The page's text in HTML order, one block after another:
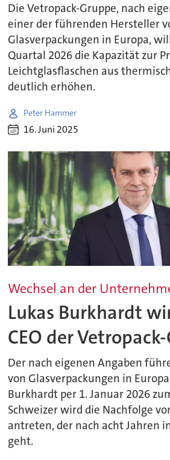
Die Vetropack-Gruppe, nach
einer der führenden Hersteller
Glasverpackungen in Europa,
Quartal 2026 die Kapazität zur
Leichtglasflaschen aus
deutlich erhöhen.
Peter Hammer
16. Juni 2025
Wechsel an der
Lukas Burkhardt
CEO der
Der nach eigenen Angaben
von Glasverpackungen in
Burkhardt per 1. Januar 2026
Schweizer wird die Nachfolge
antreten, der nach acht Jahren
geht.